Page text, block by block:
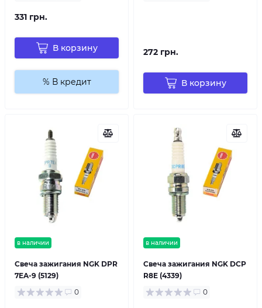
331 грн.
В корзину
% В кредит
272 грн.
В корзину
в наличии
Свеча зажигания NGK DPR
7EA-9 (5129)
0
в наличии
Свеча зажигания NGK DCP
R8E (4339)
0